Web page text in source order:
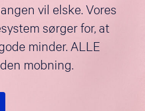
vil elske. Vores
sørger for, at
minder. ALLE
mobning.